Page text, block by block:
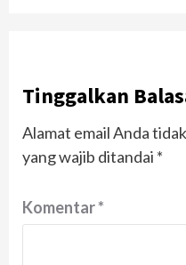
Tinggalkan
Alamat email Anda
yang wajib ditandai *
Komentar*